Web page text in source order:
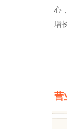
心
增
营